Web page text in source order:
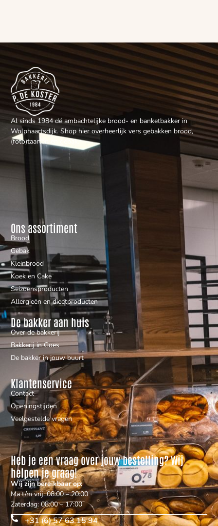
Al sinds 1984 dé ambachtelijke brood- en banketbakker in
Wolphaartsdijk. Shop hier overheerlijk vers gebakken brood,
(foto)taarten en gebak.
Ons assortiment
Brood
Gebak
Kleinbrood
Koek en Cake
Seizoensproducten
Allergieën en dieetproducten
De bakker aan huis
Over de bakkerij
Bakkerij in Goes
De bakker in jouw buurt
Klantenservice
Contact
Openingstijden
Veelgestelde vragen
Heb je een vraag over jouw bestelling? Wij
helpen je graag!
Wij zijn bereikbaar op:
Ma t/m vrij: 08:00 – 20:00
Zaterdag: 08:00 – 17:00
+31 (6) 57 63 15 94